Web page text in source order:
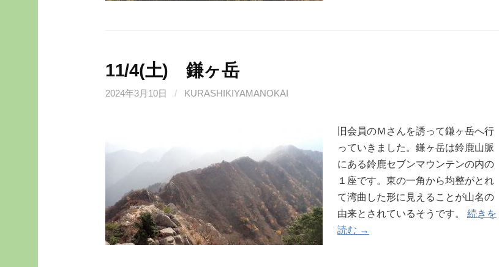
11/4(土) 鎌ヶ岳
2024年3月10日 / KURASHIKIYAMANOKAI
旧会員のＭさんを誘って鎌ヶ岳へ行
っていきました。鎌ヶ岳は鈴鹿山脈
にある鈴鹿セブンマウンテンの内の
１座です。東の一角から均整がとれ
て湾曲した形に見えることが山名の
由来とされているそうです。 続きを
読む →